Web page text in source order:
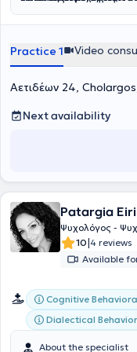
προσέφερε βαθιά
εμπλουτίζουν την
Practice 1 Video
Αετιδέων 24,
Next availability
Patargia
Ψυχολόγος -
10|4 reviews
Available
Cognitive
Dialectical
About the specialist